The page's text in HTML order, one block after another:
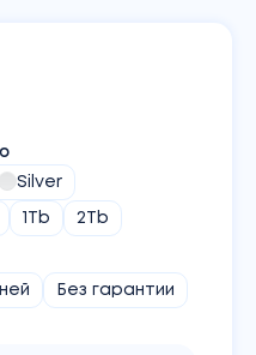
Silver
1Tb 2Tb
Без гарантии